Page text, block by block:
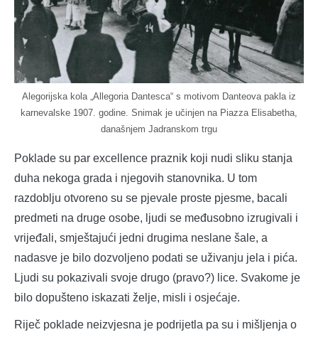
Alegorijska kola „Allegoria Dantesca“ s motivom Danteova pakla iz
karnevalske 1907. godine. Snimak je učinjen na Piazza Elisabetha,
današnjem Jadranskom trgu
Poklade su par excellence praznik koji nudi sliku stanja
duha nekoga grada i njegovih stanovnika. U tom
razdoblju otvoreno su se pjevale proste pjesme, bacali
predmeti na druge osobe, ljudi se međusobno izrugivali i
vrijeđali, smještajući jedni drugima neslane šale, a
nadasve je bilo dozvoljeno podati se uživanju jela i pića.
Ljudi su pokazivali svoje drugo (pravo?) lice. Svakome je
bilo dopušteno iskazati želje, misli i osjećaje.
Riječ poklade neizvjesna je podrijetla pa su i mišljenja o